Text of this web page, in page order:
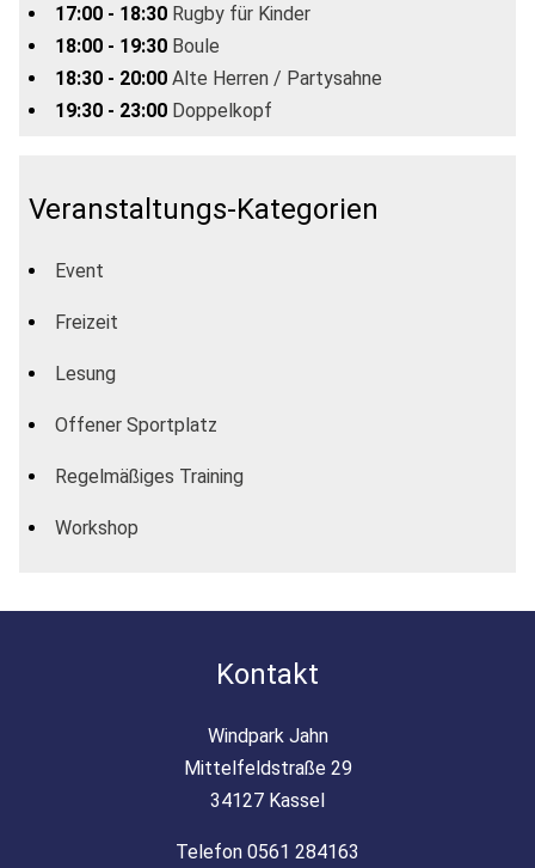
17:00 - 18:30 Rugby für Kinder
18:00 - 19:30 Boule
18:30 - 20:00 Alte Herren / Partysahne
19:30 - 23:00 Doppelkopf
Veranstaltungs-Kategorien
Event
Freizeit
Lesung
Offener Sportplatz
Regelmäßiges Training
Workshop
Kontakt
Windpark Jahn
Mittelfeldstraße 29
34127 Kassel
Telefon 0561 284163